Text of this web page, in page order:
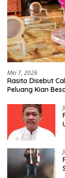
Mei 7, 2026
Rasito Disebut
Peluang Kian